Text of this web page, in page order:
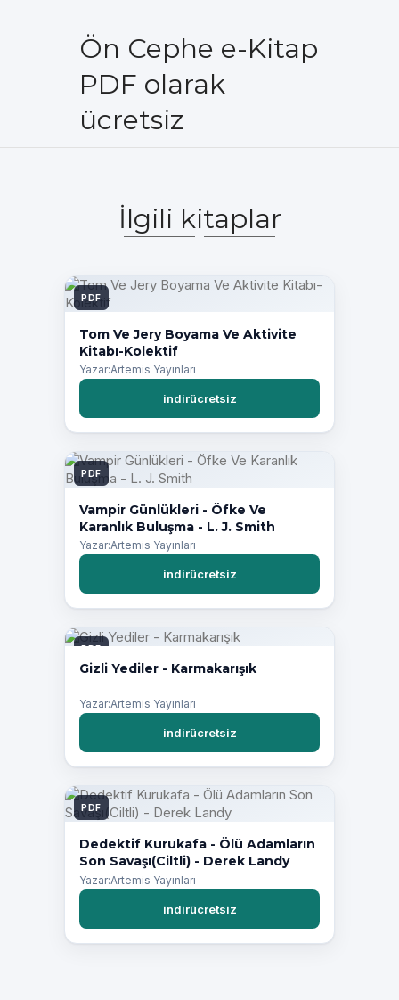
Ön Cephe e-Kitap
PDF olarak
ücretsiz
İlgili kitaplar
PDF
Tom Ve Jery Boyama Ve Aktivite
Kitabı-Kolektif
Yazar:Artemis Yayınları
indirücretsiz
PDF
Vampir Günlükleri - Öfke Ve
Karanlık Buluşma - L. J. Smith
Yazar:Artemis Yayınları
indirücretsiz
PDF
Gizli Yediler - Karmakarışık
Yazar:Artemis Yayınları
indirücretsiz
PDF
Dedektif Kurukafa - Ölü Adamların
Son Savaşı(Ciltli) - Derek Landy
Yazar:Artemis Yayınları
indirücretsiz